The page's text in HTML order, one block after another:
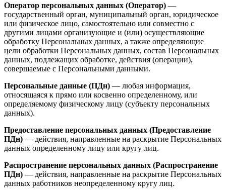
Оператор персональных данных (Оператор) —
государственный орган, муниципальный орган, юридическое
или физическое лицо, самостоятельно или совместно с
другими лицами организующие и (или) осуществляющие
обработку Персональных данных, а также определяющие
цели обработки Персональных данных, состав Персональных
данных, подлежащих обработке, действия (операции),
совершаемые с Персональными данными.
Персональные данные (ПДн) — любая информация,
относящаяся к прямо или косвенно определенному, или
определяемому физическому лицу (субъекту персональных
данных).
Предоставление персональных данных (Предоставление
ПДн) — действия, направленные на раскрытие Персональных
данных определенному лицу или кругу лиц.
Распространение персональных данных (Распространение
ПДн) — действия, направленные на раскрытие Персональных
данных работников неопределенному кругу лиц.